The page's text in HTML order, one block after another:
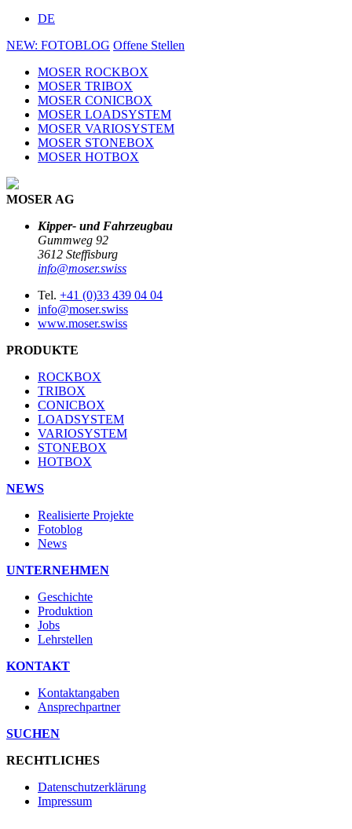
DE
NEW: FOTOBLOG Offene Stellen
MOSER ROCKBOX
MOSER TRIBOX
MOSER CONICBOX
MOSER LOADSYSTEM
MOSER VARIOSYSTEM
MOSER STONEBOX
MOSER HOTBOX
MOSER AG
Kipper- und Fahrzeugbau
Gummweg 92
3612 Steffisburg
info@moser.swiss
Tel. +41 (0)33 439 04 04
info@moser.swiss
www.moser.swiss
PRODUKTE
ROCKBOX
TRIBOX
CONICBOX
LOADSYSTEM
VARIOSYSTEM
STONEBOX
HOTBOX
NEWS
Realisierte Projekte
Fotoblog
News
UNTERNEHMEN
Geschichte
Produktion
Jobs
Lehrstellen
KONTAKT
Kontaktangaben
Ansprechpartner
SUCHEN
RECHTLICHES
Datenschutzerklärung
Impressum